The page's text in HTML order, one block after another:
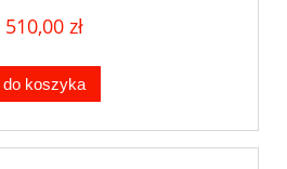
510,00 zł
do koszyka